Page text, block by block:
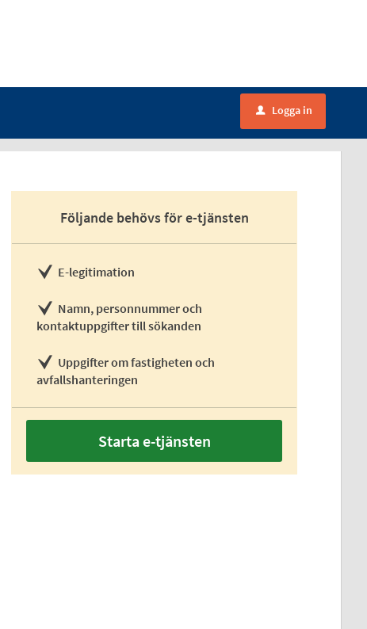
u Logga in
Följande behövs för e-tjänsten
E-legitimation
Namn, personnummer och
kontaktuppgifter till sökanden
Uppgifter om fastigheten och
avfallshanteringen
Starta e-tjänsten